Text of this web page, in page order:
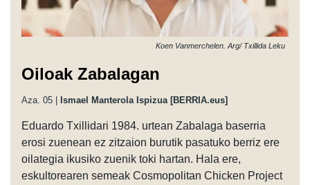
Koen Vanmerchelen. Arg/ Txillida Leku
Oiloak Zabalagan
Aza. 05 | Ismael Manterola Ispizua [BERRIA.eus]
Eduardo Txillidari 1984. urtean Zabalaga baserria
erosi zuenean ez zitzaion burutik pasatuko berriz ere
oilategia ikusiko zuenik toki hartan. Hala ere,
eskultorearen semeak Cosmopolitan Chicken Project